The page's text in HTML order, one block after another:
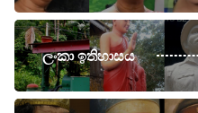
ලංකා ඉතිහාසය